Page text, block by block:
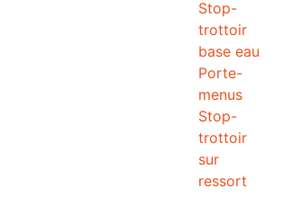
Stop-
trottoir
base eau
Porte-
menus
Stop-
trottoir
sur
ressort